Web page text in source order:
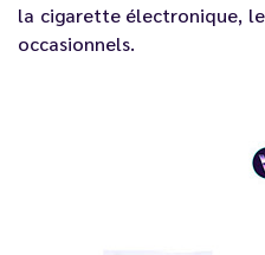
la cigarette électronique,
occasionnels.